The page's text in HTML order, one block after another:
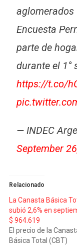
aglomerados
Encuesta
parte de
durante el 1°
https://t.co/
— INDEC
September
Relacionado
La Canasta Básica
subió 2,6% en
$ 964.619
El precio de la
Básica Total (CBT)